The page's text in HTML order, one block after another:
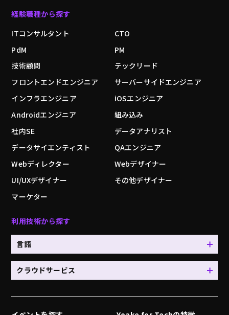
経験職種から探す
ITコンサルタント
CTO
PdM
PM
技術顧問
テックリード
フロントエンドエンジニア
サーバーサイドエンジニア
インフラエンジニア
iOSエンジニア
Androidエンジニア
組み込み
社内SE
データアナリスト
データサイエンティスト
QAエンジニア
Webディレクター
Webデザイナー
UI/UXデザイナー
その他デザイナー
マーケター
利用技術から探す
言語
クラウドサービス